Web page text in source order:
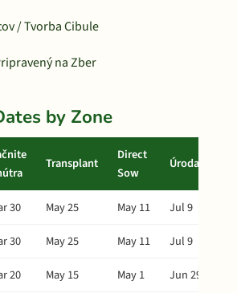
/ Tvorba Cibule
na Zber
by Zone
Transplant
Direct
Sow
Úroda
30 May 25 May 11
Jul 9
30 May 25 May 11
Jul 9
20 May 15 May 1
Jun 29